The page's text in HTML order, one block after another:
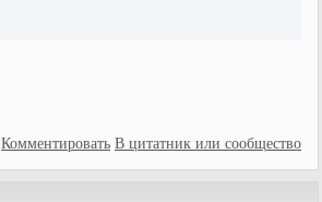
Комментировать В цитатник или сообщество